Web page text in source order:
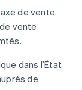
de vente
vente
dans l’État
de